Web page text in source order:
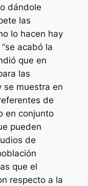
dándole
las
lo hacen hay
acabó la
que en
las
se muestra en
de
en conjunto
pueden
de
que el
respecto a la